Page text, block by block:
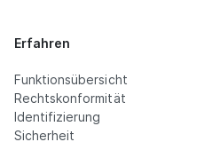
Erfahren
Funktionsübersicht
Rechtskonformität
Identifizierung
Sicherheit